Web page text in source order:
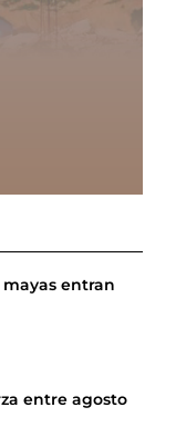
entran
entre agosto